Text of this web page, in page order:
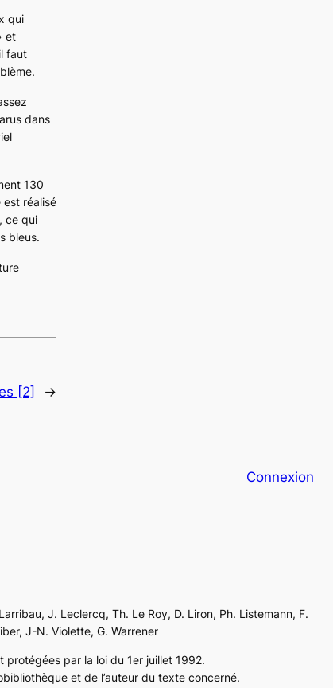
qui
et
faut
dans
130
est réalisé
ce qui
bleus.
[2] →
Connexion
J. Leclercq, Th. Le Roy, D. Liron, Ph. Listemann, F.
J-N. Violette, G. Warrener
protégées par la loi du 1er juillet 1992.
et de l’auteur du texte concerné.